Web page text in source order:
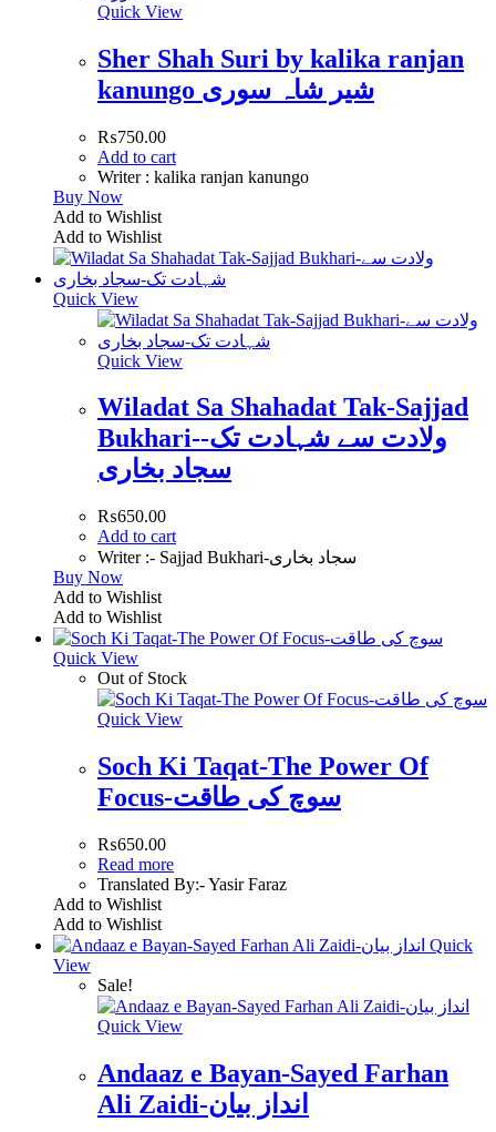
Quick View
Sher Shah Suri by kalika ranjan
kanungo شیر شاہ سوری
₨750.00
Add to cart
Writer : kalika ranjan kanungo
Buy Now
Add to Wishlist
Add to Wishlist
Quick View
Quick View
Wiladat Sa Shahadat Tak-Sajjad
Bukhari-ولادت سے شہادت تک-
سجاد بخاری
₨650.00
Add to cart
Writer :- Sajjad Bukhari-سجاد بخاری
Buy Now
Add to Wishlist
Add to Wishlist
Quick View
Out of Stock
Quick View
Soch Ki Taqat-The Power Of
Focus-سوچ کی طاقت
₨650.00
Read more
Translated By:- Yasir Faraz
Add to Wishlist
Add to Wishlist
Quick
View
Sale!
Quick View
Andaaz e Bayan-Sayed Farhan
Ali Zaidi-انداز بیان